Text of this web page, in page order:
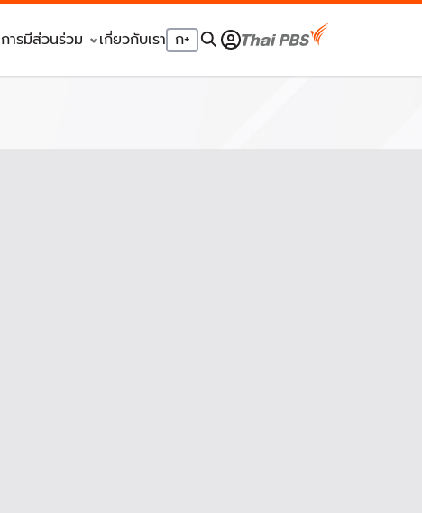
การมีส่วนร่วม เกี่ยวกับเรา ก+